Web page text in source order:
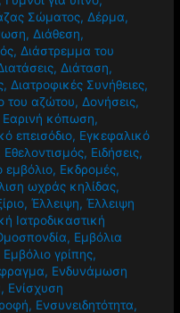
Σώματος, Δέρμα,
, Διάθεση,
, Διάστρεμμα του
, Διάταση,
, Διατροφικές Συνήθειες,
του αζώτου, Δονήσεις,
Εαρινή κόπωση,
επεισόδιο, Εγκεφαλικό
Εθελοντισμός, Ειδήσεις,
εμβόλιο, Εκδρομές,
ωχράς κηλίδας,
,Έλλειψη,Έλλειψη
Ιατροδικαστική
, Εμβόλια
Εμβόλιο γρίπης,
, Ενδυνάμωση
, Ενίσχυση
, Ενσυνειδητότητα,